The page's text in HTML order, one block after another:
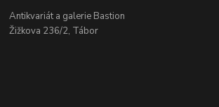
Antikvariát a galerie Bastion
Žižkova 236/2, Tábor